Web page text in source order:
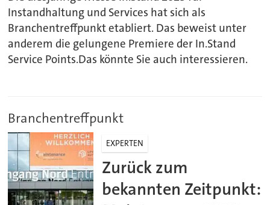
Instandhaltung und Services hat sich als
Branchentreffpunkt etabliert. Das beweist unter
anderem die gelungene Premiere der In.Stand
Service Points.Das könnte Sie auch interessieren.
Branchentreffpunkt
EXPERTEN
Zurück zum
bekannten Zeitpunkt: